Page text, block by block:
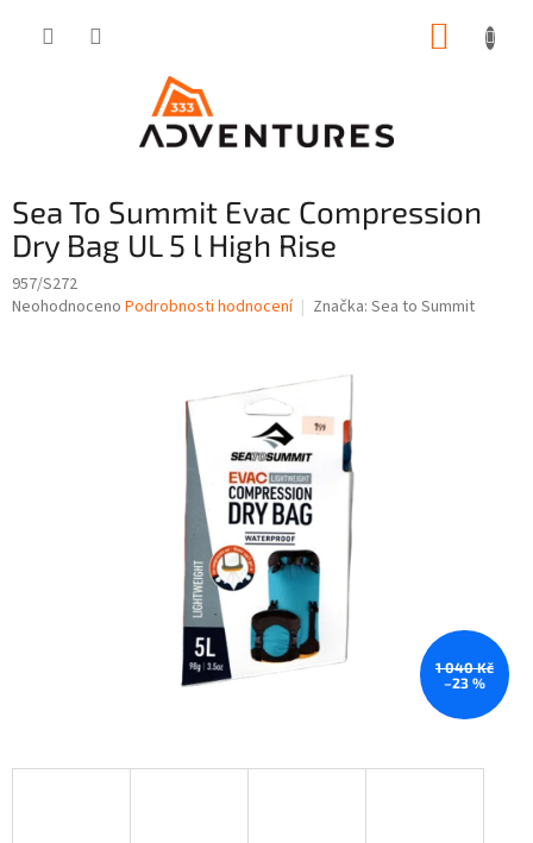
Sea To Summit Evac Compression
Dry Bag UL 5 l High Rise
957/S272
Průměrné
Neohodnoceno Podrobnosti hodnocení Značka: Sea to Summit
1 040 Kč
–23 %